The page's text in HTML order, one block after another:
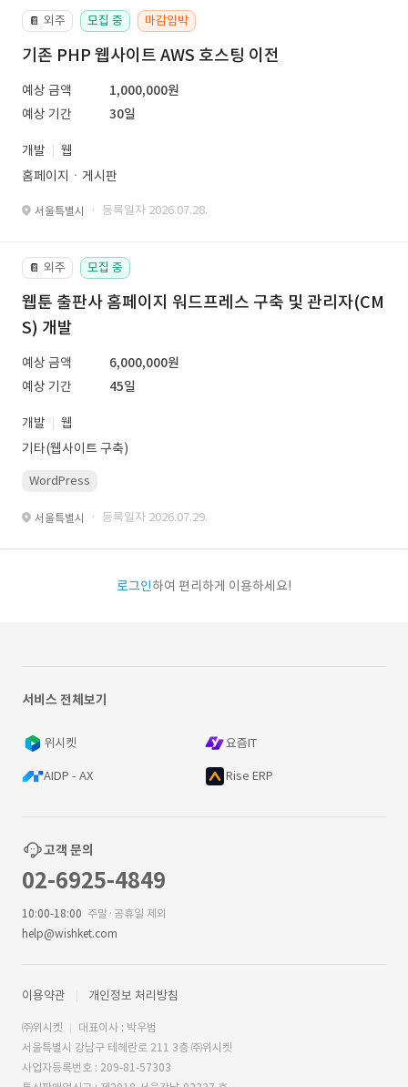
📔 외주 모집 중 마감임박
기존 PHP 웹사이트 AWS 호스팅 이전
예상 금액
1,000,000원
예상 기간
30일
개발
웹
홈페이지ㆍ게시판
서울특별시 · 등록일자 2026.07.28.
📔 외주 모집 중
웹툰 출판사 홈페이지 워드프레스 구축 및 관리자(CM
S) 개발
예상 금액
6,000,000원
예상 기간
45일
개발
웹
기타(웹사이트 구축)
WordPress
서울특별시 · 등록일자 2026.07.29.
로그인하여 편리하게 이용하세요!
서비스 전체보기
위시켓 요즘IT
AIDP - AX Rise ERP
고객 문의
02-6925-4849
10:00-18:00 주말·공휴일 제외
help@wishket.com
이용약관 개인정보 처리방침
㈜위시켓
대표이사 : 박우범
서울특별시 강남구 테헤란로 211 3층 ㈜위시켓
사업자등록번호 : 209-81-57303